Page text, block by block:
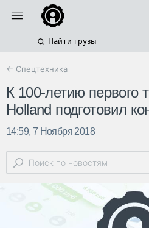
Найти грузы
← Спецтехника
К 100-летию первого
Holland подготовил
14:59, 7 Ноября 2018